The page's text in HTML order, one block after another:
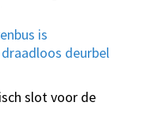
is
deurbel
slot voor de